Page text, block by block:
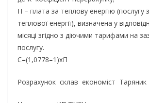
П – плата за теплову енергію (послугу
теплової енергії), визначена у
місяці згідно з діючими тарифами на
послугу.
С=(1,0778–1)хП
Розрахунок склав економіст Таряник